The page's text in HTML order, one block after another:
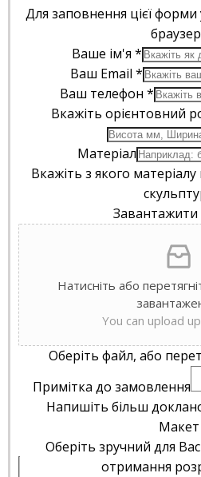
Для заповнення цієї форми
Ваше ім'я *
Ваш Email *
Ваш телефон *
Вкажіть орієнтовний
Матеріал
Вкажіть з якого
Завантажити
Натисніть або
You can upload
Оберіть файл, або
Примітка до замовлення
Напишіть більш
Макет
Оберіть зручний для Вас
отримання